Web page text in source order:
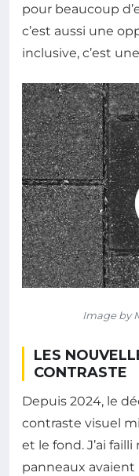
pour beaucoup
c’est aussi une
inclusive, c’est
Image by
LES
CONTRASTE
Depuis 2024, le
contraste visuel
et le fond. J’ai
panneaux avaient